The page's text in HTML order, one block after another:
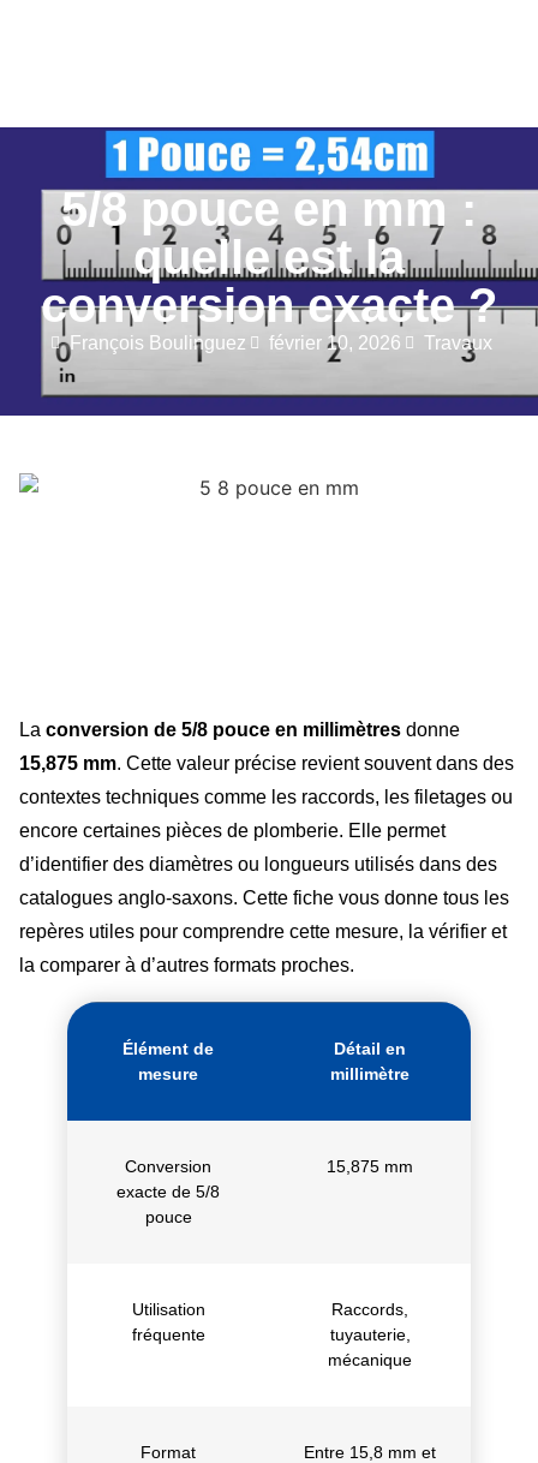
5/8 pouce en mm :
quelle est la
conversion exacte ?
François Boulinguez février 10, 2026 Travaux
La conversion de 5/8 pouce en millimètres donne
15,875 mm. Cette valeur précise revient souvent dans des
contextes techniques comme les raccords, les filetages ou
encore certaines pièces de plomberie. Elle permet
d’identifier des diamètres ou longueurs utilisés dans des
catalogues anglo-saxons. Cette fiche vous donne tous les
repères utiles pour comprendre cette mesure, la vérifier et
la comparer à d’autres formats proches.
Élément de
mesure
Détail en
millimètre
Conversion
exacte de 5/8
pouce
15,875 mm
Utilisation
fréquente
Raccords,
tuyauterie,
mécanique
Format
Entre 15,8 mm et